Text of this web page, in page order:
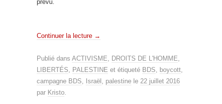
prévu.
Continuer la lecture →
Publié dans ACTIVISME DROITS DE L'HOMME
LIBERTÉS
PALESTINE et étiqueté BDS boycott
campagne BDS
Israël palestine le 22 juillet 2016
par Kristo